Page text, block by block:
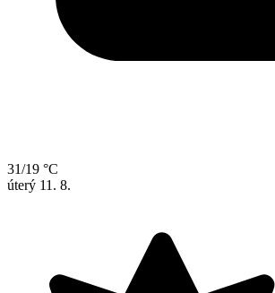
31/19 °C
úterý 11. 8.